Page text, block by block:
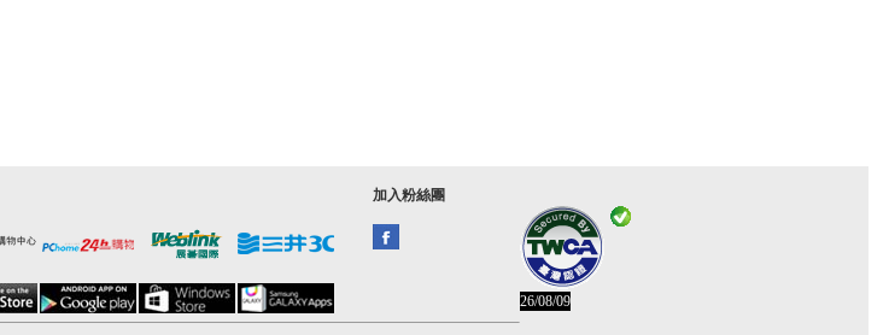
加入粉絲團
26/08/09